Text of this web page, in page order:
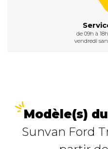
de 09h à
vendredi
Modèle(s)
Sunvan Ford